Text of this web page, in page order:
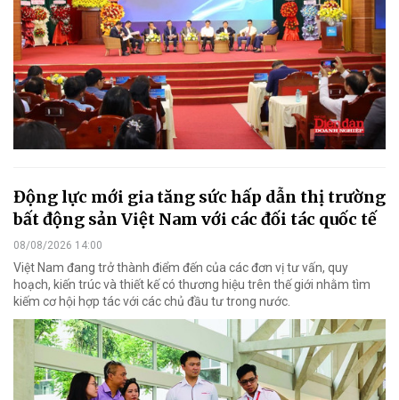
Động lực mới gia tăng sức hấp dẫn thị trường
bất động sản Việt Nam với các đối tác quốc tế
08/08/2026 14:00
Việt Nam đang trở thành điểm đến của các đơn vị tư vấn, quy
hoạch, kiến trúc và thiết kế có thương hiệu trên thế giới nhằm tìm
kiếm cơ hội hợp tác với các chủ đầu tư trong nước.